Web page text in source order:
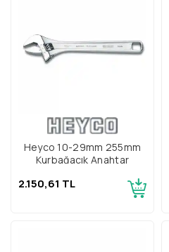
Heyco 10-29mm 255mm
Kurbağacık Anahtar
2.150,61 TL